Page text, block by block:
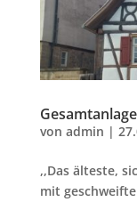
Gesamtanlage
von admin |
,,Das älteste,
mit